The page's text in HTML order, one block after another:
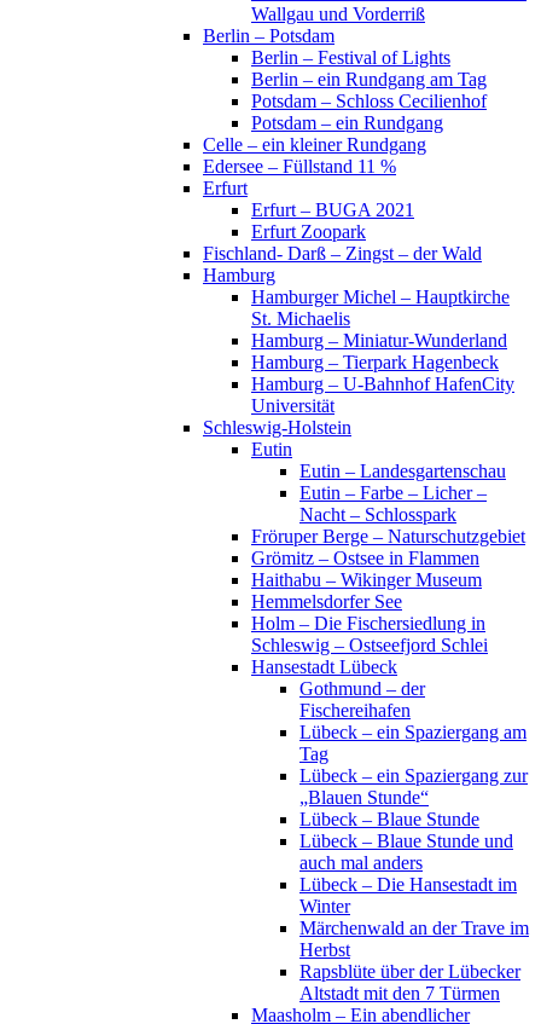
Wallgau und Vorderriß
Berlin – Potsdam
Berlin – Festival of Lights
Berlin – ein Rundgang am Tag
Potsdam – Schloss Cecilienhof
Potsdam – ein Rundgang
Celle – ein kleiner Rundgang
Edersee – Füllstand 11 %
Erfurt
Erfurt – BUGA 2021
Erfurt Zoopark
Fischland- Darß – Zingst – der Wald
Hamburg
Hamburger Michel – Hauptkirche
St. Michaelis
Hamburg – Miniatur-Wunderland
Hamburg – Tierpark Hagenbeck
Hamburg – U-Bahnhof HafenCity
Universität
Schleswig-Holstein
Eutin
Eutin – Landesgartenschau
Eutin – Farbe – Licher –
Nacht – Schlosspark
Fröruper Berge – Naturschutzgebiet
Grömitz – Ostsee in Flammen
Haithabu – Wikinger Museum
Hemmelsdorfer See
Holm – Die Fischersiedlung in
Schleswig – Ostseefjord Schlei
Hansestadt Lübeck
Gothmund – der
Fischereihafen
Lübeck – ein Spaziergang am
Tag
Lübeck – ein Spaziergang zur
„Blauen Stunde“
Lübeck – Blaue Stunde
Lübeck – Blaue Stunde und
auch mal anders
Lübeck – Die Hansestadt im
Winter
Märchenwald an der Trave im
Herbst
Rapsblüte über der Lübecker
Altstadt mit den 7 Türmen
Maasholm – Ein abendlicher